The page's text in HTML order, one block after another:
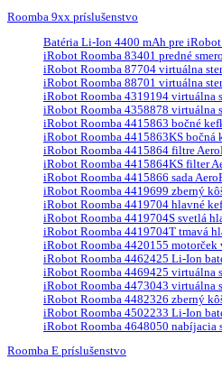
Roomba 9xx príslušenstvo
Batéria Li-Ion 4400 mAh pre iRobot
iRobot Roomba 83401 predné
iRobot Roomba 87704 virtuálna
iRobot Roomba 88701 virtuálna
iRobot Roomba 4319194 virtuálna
iRobot Roomba 4358878 virtuálna
iRobot Roomba 4415863 bočné
iRobot Roomba 4415863KS bočná
iRobot Roomba 4415864 filtre
iRobot Roomba 4415864KS filter
iRobot Roomba 4415866 sada
iRobot Roomba 4419699 zberný
iRobot Roomba 4419704 hlavné
iRobot Roomba 4419704S svetlá
iRobot Roomba 4419704T tmavá
iRobot Roomba 4420155 motorček
iRobot Roomba 4462425 Li-Ion
iRobot Roomba 4469425 virtuálna
iRobot Roomba 4473043 virtuálna
iRobot Roomba 4482326 zberný
iRobot Roomba 4502233 Li-Ion
iRobot Roomba 4648050 nabíjacia
Roomba E príslušenstvo